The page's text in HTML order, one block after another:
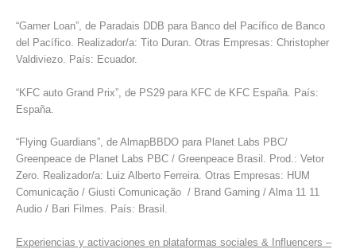
“Gamer Loan”, de Paradais DDB para Banco del Pacífico de Banco
del Pacífico. Realizador/a: Tito Duran. Otras Empresas: Christopher
Valdiviezo. País: Ecuador.
“KFC auto Grand Prix”, de PS29 para KFC de KFC España. País:
España.
“Flying Guardians”, de AlmapBBDO para Planet Labs PBC/
Greenpeace de Planet Labs PBC / Greenpeace Brasil. Prod.: Vetor
Zero. Realizador/a: Luiz Alberto Ferreira. Otras Empresas: HUM
Comunicação / Giusti Comunicação / Brand Gaming / Alma 11 11
Audio / Bari Filmes. País: Brasil.
Experiencias y activaciones en plataformas sociales & Influencers –